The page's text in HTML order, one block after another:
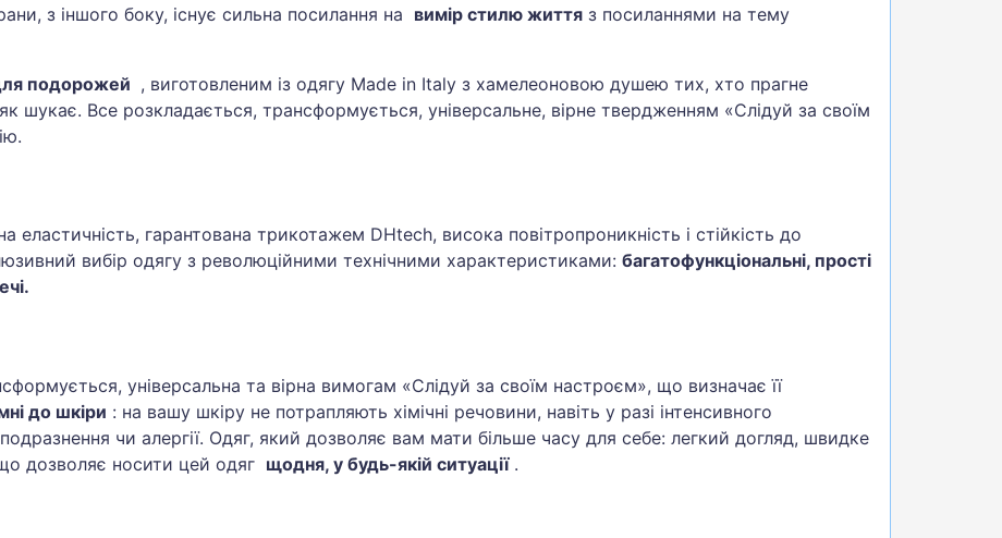
з іншого боку, існує сильна посилання на вимір стилю життя з посиланнями на тему
подорожей , виготовленим із одягу Made in Italy з хамелеоновою душею тих, хто прагне
шукає. Все розкладається, трансформується, універсальне, вірне твердженням «Слідуй за своїм
гарантована трикотажем DHtech, висока повітропроникність і стійкість до
вибір одягу з революційними технічними характеристиками: багатофункціональні, прості
універсальна та вірна вимогам «Слідуй за своїм настроєм», що визначає її
до шкіри : на вашу шкіру не потрапляють хімічні речовини, навіть у разі інтенсивного
чи алергії. Одяг, який дозволяє вам мати більше часу для себе: легкий догляд, швидке
дозволяє носити цей одяг щодня, у будь-якій ситуації.